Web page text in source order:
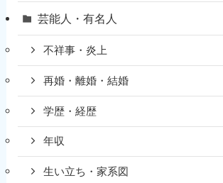
芸能人・有名人
不祥事・炎上
再婚・離婚・結婚
学歴・経歴
年収
生い立ち・家系図